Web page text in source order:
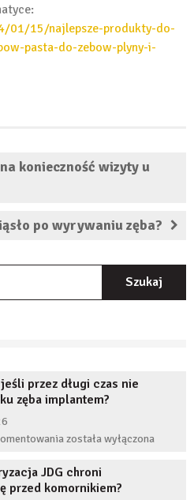
01/15/najlepsze-produkty-do-
pasta-do-zebow-plyny-i-
konieczność wizyty u
po wyrywaniu zęba?
przez długi czas nie
zęba implantem?
Co
stanie,
jeśli
została wyłączona
JDG chroni
przed komornikiem?